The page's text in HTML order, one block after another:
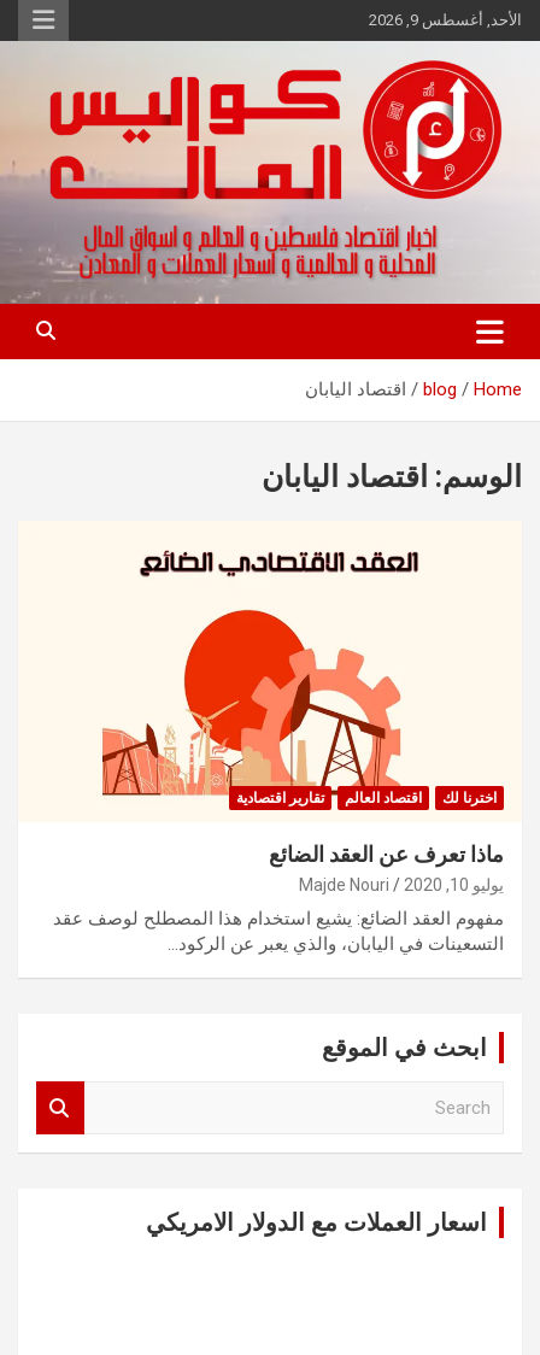
Skip
to
الأحد, أغسطس 9, 2026
كواليس المال
اخبار اقتصاد فلسطين و العالم و تقارير اسواق المال و العملات
Home
blog اقتصاد اليابان
الوسم: اقتصاد اليابان
اخترنا لك اقتصاد العالم تقارير اقتصادية
ماذا تعرف عن العقد الضائع
يوليو 10, 2020 Majde Nouri
مفهوم العقد الضائع: يشيع استخدام هذا المصطلح لوصف عقد
التسعينات في اليابان، والذي يعبر عن الركود…
ابحث في الموقع
اسعار العملات مع الدولار الامريكي